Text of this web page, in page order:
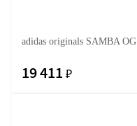
adidas originals SAMBA OG
19 411 ₽